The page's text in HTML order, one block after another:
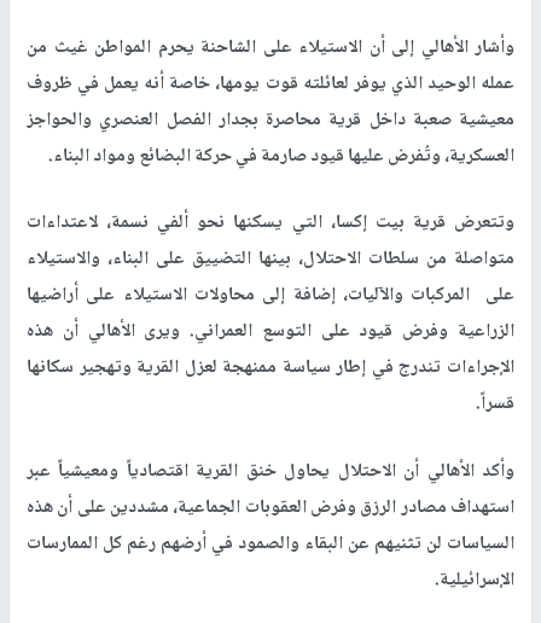
وأشار الأهالي إلى أن الاستيلاء على الشاحنة يحرم المواطن غيث من
عمله الوحيد الذي يوفر لعائلته قوت يومها، خاصة أنه يعمل في ظروف
معيشية صعبة داخل قرية محاصرة بجدار الفصل العنصري والحواجز
العسكرية، وتُفرض عليها قيود صارمة في حركة البضائع ومواد البناء.
وتتعرض قرية بيت إكسا، التي يسكنها نحو ألفي نسمة، لاعتداءات
متواصلة من سلطات الاحتلال، بينها التضييق على البناء، والاستيلاء
على المركبات والآليات، إضافة إلى محاولات الاستيلاء على أراضيها
الزراعية وفرض قيود على التوسع العمراني. ويرى الأهالي أن هذه
الإجراءات تندرج في إطار سياسة ممنهجة لعزل القرية وتهجير سكانها
قسراً.
وأكد الأهالي أن الاحتلال يحاول خنق القرية اقتصادياً ومعيشياً عبر
استهداف مصادر الرزق وفرض العقوبات الجماعية، مشددين على أن هذه
السياسات لن تثنيهم عن البقاء والصمود في أرضهم رغم كل الممارسات
الإسرائيلية.